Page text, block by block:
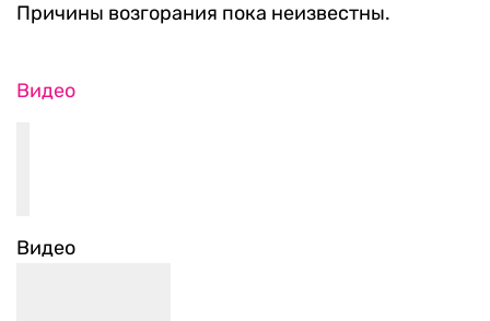
Причины возгорания пока неизвестны.
Видео
Видео